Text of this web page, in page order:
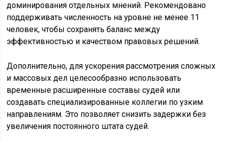
доминирования отдельных мнений. Рекомендовано
поддерживать численность на уровне не менее 11
человек, чтобы сохранять баланс между
эффективностью и качеством правовых решений.
Дополнительно, для ускорения рассмотрения сложных
и массовых дел целесообразно использовать
временные расширенные составы судей или
создавать специализированные коллегии по узким
направлениям. Это позволяет снизить задержки без
увеличения постоянного штата судей.